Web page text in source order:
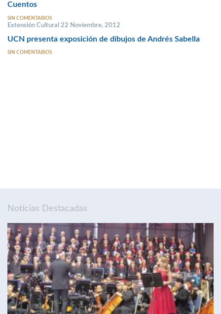
Cuentos
SIN COMENTARIOS
Extensión Cultural 22 Noviembre, 2012
UCN presenta exposición de dibujos de Andrés Sabella
SIN COMENTARIOS
Noticias Destacadas